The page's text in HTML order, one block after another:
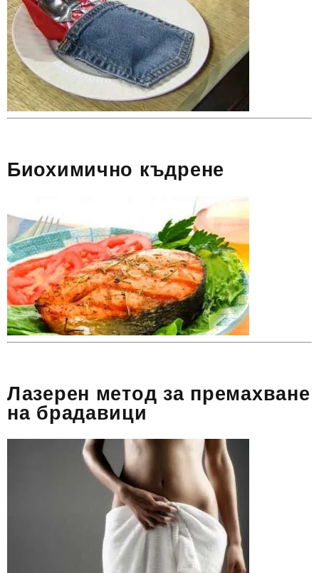
Биохимично къдрене
Лазерен метод за премахване
на брадавици